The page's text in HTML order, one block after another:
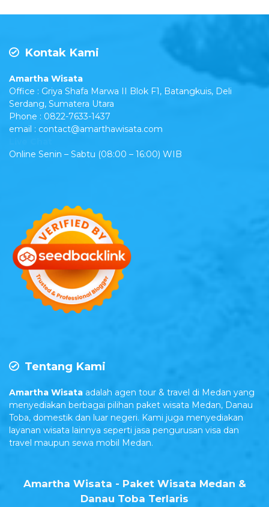
Kontak Kami
Amartha Wisata
Office : Griya Shafa Marwa II Blok F1, Batangkuis, Deli
Serdang, Sumatera Utara
Phone : 0822-7633-1437
email : contact@amarthawisata.com
Online Senin – Sabtu (08:00 – 16:00) WIB
Tentang Kami
Amartha Wisata adalah agen tour & travel di Medan yang
menyediakan berbagai pilihan paket wisata Medan, Danau
Toba, domestik dan luar negeri. Kami juga menyediakan
layanan wisata lainnya seperti jasa pengurusan visa dan
travel maupun sewa mobil Medan.
Amartha Wisata - Paket Wisata Medan &
Danau Toba Terlaris